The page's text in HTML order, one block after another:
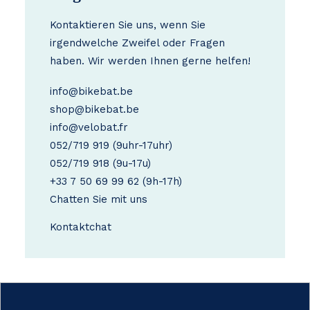
Kontaktieren Sie uns, wenn Sie
irgendwelche Zweifel oder Fragen
haben. Wir werden Ihnen gerne helfen!
info@bikebat.be
shop@bikebat.be
info@velobat.fr
052/719 919 (9uhr-17uhr)
052/719 918 (9u-17u)
+33 7 50 69 99 62 (9h-17h)
Chatten Sie mit uns
Kontaktchat